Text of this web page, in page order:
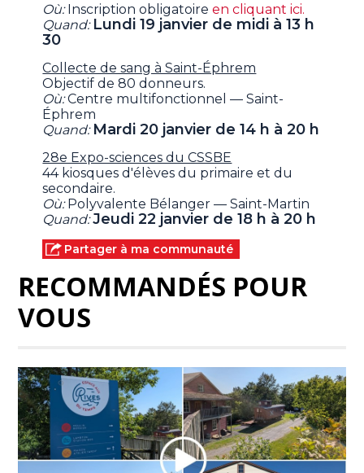
Où:Inscription obligatoireen cliquant ici.
Quand: Lundi 19 janvier de midi à 13 h
30
Collecte de sang à Saint-Éphrem
Objectif de 80 donneurs.
Où:Centre multifonctionnel — Saint-
Éphrem
Quand: Mardi 20 janvier de 14 h à 20 h
28e Expo-sciences du CSSBE
44 kiosques d'élèves du primaire et du
secondaire.
Où:Polyvalente Bélanger — Saint-Martin
Quand: Jeudi 22 janvier de 18 h à 20 h
Partager à ma communauté
RECOMMANDÉS POUR
VOUS